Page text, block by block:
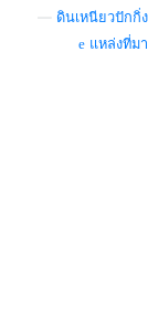
ดินเหนียวปักกิ่ง
แหล่งที่มา